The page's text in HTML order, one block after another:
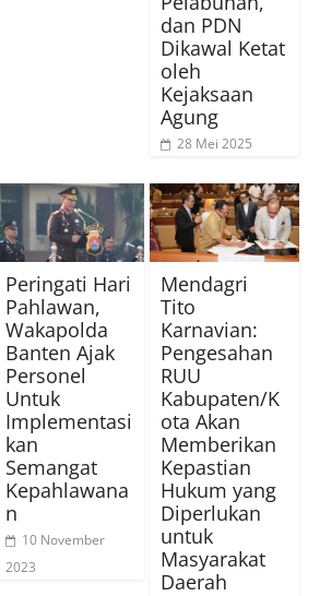
dan PDN
Dikawal Ketat
oleh
Kejaksaan
Agung
28 Mei 2025
Peringati Hari
Pahlawan,
Wakapolda
Banten Ajak
Personel
Untuk
Implementasi
kan
Semangat
Kepahlawana
n
10 November
2023
Mendagri
Tito
Karnavian:
Pengesahan
RUU
Kabupaten/K
ota Akan
Memberikan
Kepastian
Hukum yang
Diperlukan
untuk
Masyarakat
Daerah